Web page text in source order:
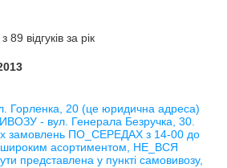
відгуків за рік
Горленка, 20 (це юридична адреса)
- вул. Генерала Безручка, 30.
замовлень ПО_СЕРЕДАХ з 14-00 до
широким асортиментом, НЕ_ВСЯ
представлена у пункті самовивозу,